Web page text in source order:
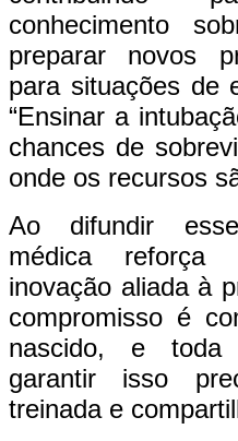
conhecimento
preparar novos
para situações de
“Ensinar a
chances de
onde os recursos
Ao difundir
médica reforça
inovação aliada à
compromisso é
nascido, e toda
garantir isso
treinada e